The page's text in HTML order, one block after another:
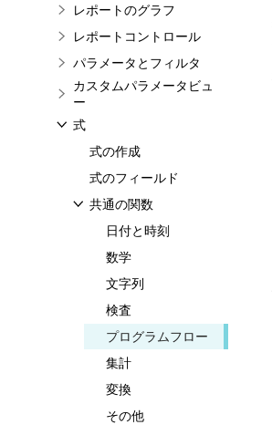
レポートのグラフ
レポートコントロール
パラメータとフィルタ
カスタムパラメータビュ
ー
式
式の作成
式のフィールド
共通の関数
日付と時刻
数学
文字列
検査
プログラムフロー
集計
変換
その他